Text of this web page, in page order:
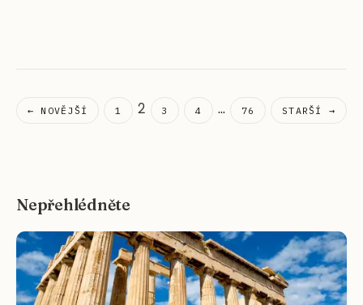
← NOVĚJŠÍ 1 2 3 4 ... 76 STARŠÍ →
Nepřehlédněte